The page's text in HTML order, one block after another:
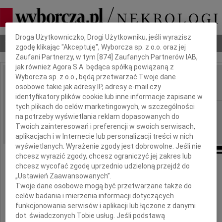
Nekrologi Odeszli Poradnik pogrzebowy
IMIĘ I NAZWISKO: Wiesław Ksyciński
REGION: Płock, cała Polska
DATA EMISJI: 13.08.2022
Z głębokim żalem zawiadamiamy,
że dnia 6 sierpnia 2022 roku
w wieku 69 lat zmarł
Dbamy o Twoją prywatność
Droga Użytkowniczko, Drogi Użytkowniku, jeśli wyrazisz
zgodę klikając "Akceptuję", Wyborcza sp. z o.o. oraz jej
Zaufani Partnerzy, w tym [874 ] Zaufanych Partnerów IAB,
jak również Agora S.A. będąca spółką powiązaną z
Wyborcza sp. z o.o., będą przetwarzać Twoje dane
osobowe takie jak adresy IP, adresy e-mail czy
identyfikatory plików cookie lub inne informacje zapisane w
tych plikach do celów marketingowych, w szczególności
na potrzeby wyświetlania reklam dopasowanych do
Twoich zainteresowań i preferencji w swoich serwisach,
aplikacjach i w Internecie lub personalizacji treści w nich
wyświetlanych. Wyrażenie zgody jest dobrowolne. Jeśli nie
chcesz wyrazić zgody, chcesz ograniczyć jej zakres lub
chcesz wycofać zgodę uprzednio udzieloną przejdź do
„Ustawień Zaawansowanych”.
Twoje dane osobowe mogą być przetwarzane także do
celów badania i mierzenia informacji dotyczących
funkcjonowania serwisów i aplikacji lub łączone z danymi
dot. świadczonych Tobie usług. Jeśli podstawą